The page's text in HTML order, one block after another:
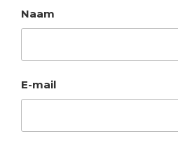
Naam
E-mail